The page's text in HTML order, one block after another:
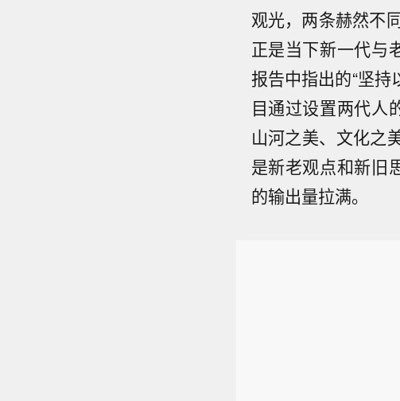
观光，两条赫然不
正是当下新一代与
报告中指出的“坚
目通过设置两代人
山河之美、文化之
是新老观点和新旧
的输出量拉满。